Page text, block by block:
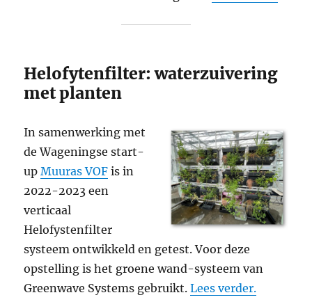
Helofytenfilter: waterzuivering
met planten
In samenwerking met
de Wageningse start-
upMuuras VOF is in
2022-2023 een
verticaal
Helofystenfilter
systeem ontwikkeld en getest. Voor deze
opstelling is het groene wand-systeem van
Greenwave Systems gebruikt.Lees verder.